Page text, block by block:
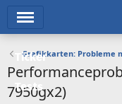
Ticker
Tests
Grafikkarten: Probleme
7950gx2)